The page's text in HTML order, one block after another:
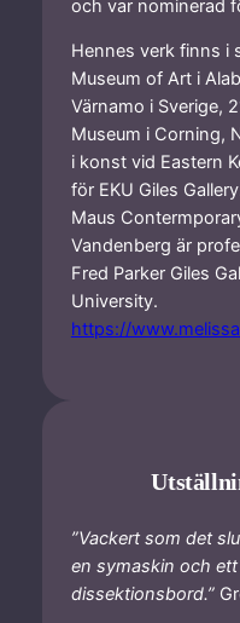
och var nominerad
Hennes verk finns i
Museum of Art i
Värnamo i Sverige,
Museum i Corning,
i konst vid Eastern
för EKU Giles
Maus
Vandenberg är
Fred Parker Giles
University.
https://
”Vackert som det
en symaskin och
dissektionsbord.”